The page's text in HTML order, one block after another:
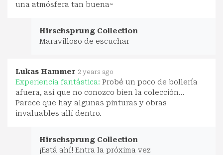
una atmósfera tan buena~
Hirschsprung Collection
Maravilloso de escuchar
Lukas Hammer 2 years ago
Experiencia fantástica: Probé un poco de bollería
afuera, así que no conozco bien la colección...
Parece que hay algunas pinturas y obras
invaluables allí dentro.
Hirschsprung Collection
¡Está ahí! Entra la próxima vez